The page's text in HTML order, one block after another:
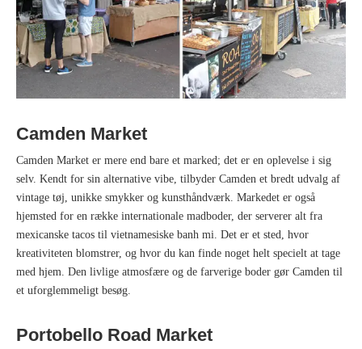
Camden Market
Camden Market er mere end bare et marked; det er en oplevelse i sig
selv. Kendt for sin alternative vibe, tilbyder Camden et bredt udvalg af
vintage tøj, unikke smykker og kunsthåndværk. Markedet er også
hjemsted for en række internationale madboder, der serverer alt fra
mexicanske tacos til vietnamesiske banh mi. Det er et sted, hvor
kreativiteten blomstrer, og hvor du kan finde noget helt specielt at tage
med hjem. Den livlige atmosfære og de farverige boder gør Camden til
et uforglemmeligt besøg.
Portobello Road Market